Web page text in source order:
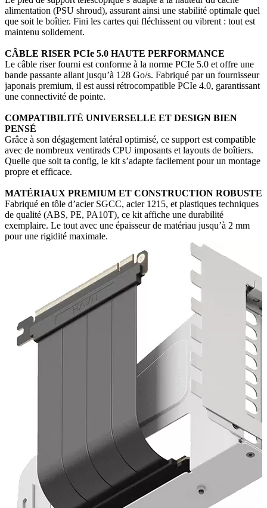
alimentation (PSU shroud), assurant ainsi une stabilité optimale quel
que soit le boîtier. Fini les cartes qui fléchissent ou vibrent : tout est
maintenu solidement.
CÂBLE RISER PCIe 5.0 HAUTE PERFORMANCE
Le câble riser fourni est conforme à la norme PCIe 5.0 et offre une
bande passante allant jusqu’à 128 Go/s. Fabriqué par un fournisseur
japonais premium, il est aussi rétrocompatible PCIe 4.0, garantissant
une connectivité de pointe.
COMPATIBILITÉ UNIVERSELLE ET DESIGN BIEN
PENSÉ
Grâce à son dégagement latéral optimisé, ce support est compatible
avec de nombreux ventirads CPU imposants et layouts de boîtiers.
Quelle que soit ta config, le kit s’adapte facilement pour un montage
propre et efficace.
MATÉRIAUX PREMIUM ET CONSTRUCTION ROBUSTE
Fabriqué en tôle d’acier SGCC, acier 1215, et plastiques techniques
de qualité (ABS, PE, PA10T), ce kit affiche une durabilité
exemplaire. Le tout avec une épaisseur de matériau jusqu’à 2 mm
pour une rigidité maximale.